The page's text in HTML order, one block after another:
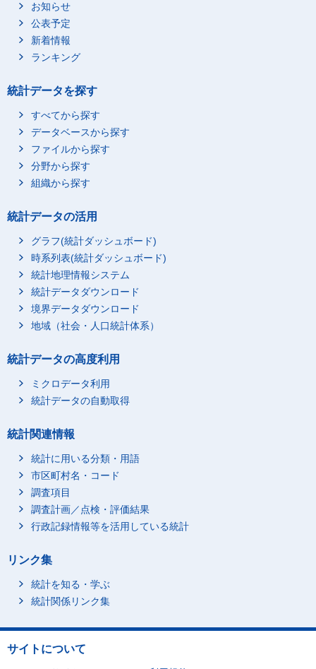
お知らせ
公表予定
新着情報
ランキング
統計データを探す
すべてから探す
データベースから探す
ファイルから探す
分野から探す
組織から探す
統計データの活用
グラフ(統計ダッシュボード)
時系列表(統計ダッシュボード)
統計地理情報システム
統計データダウンロード
境界データダウンロード
地域（社会・人口統計体系）
統計データの高度利用
ミクロデータ利用
統計データの自動取得
統計関連情報
統計に用いる分類・用語
市区町村名・コード
調査項目
調査計画／点検・評価結果
行政記録情報等を活用している統計
リンク集
統計を知る・学ぶ
統計関係リンク集
サイトについて